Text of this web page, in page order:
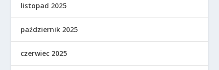
listopad 2025
październik 2025
czerwiec 2025